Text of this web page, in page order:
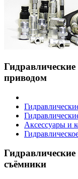
приводом
Аксессуары и
съёмники